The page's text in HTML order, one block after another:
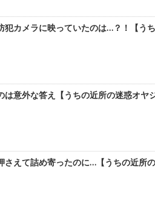
犯カメラに映っていたのは…？！【
は意外な答え【うちの近所の迷惑オ
さえて詰め寄ったのに…【うちの近所